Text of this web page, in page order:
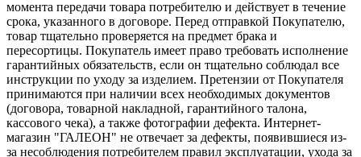
момента передачи товара потребителю и действует в течение
срока, указанного в договоре. Перед отправкой Покупателю,
товар тщательно проверяется на предмет брака и
пересортицы. Покупатель имеет право требовать исполнение
гарантийных обязательств, если он тщательно соблюдал все
инструкции по уходу за изделием. Претензии от Покупателя
принимаются при наличии всех необходимых документов
(договора, товарной накладной, гарантийного талона,
кассового чека), а также фотографии дефекта. Интернет-
магазин "ГАЛЕОН" не отвечает за дефекты, появившиеся из-
за несоблюдения потребителем правил эксплуатации, ухода за